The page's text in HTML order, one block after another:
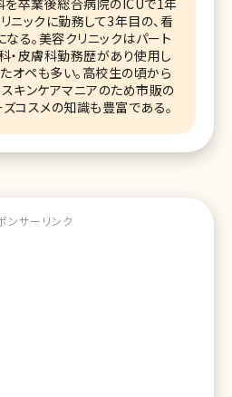
ニックに勤務して3年目の、看
る。美容クリニックはパート
・皮膚科勤務歴があり使用し
オペも多い。高校生の頃から
キンケアマニアのため市販の
コスメの知識も豊富である。
ンサーリンク